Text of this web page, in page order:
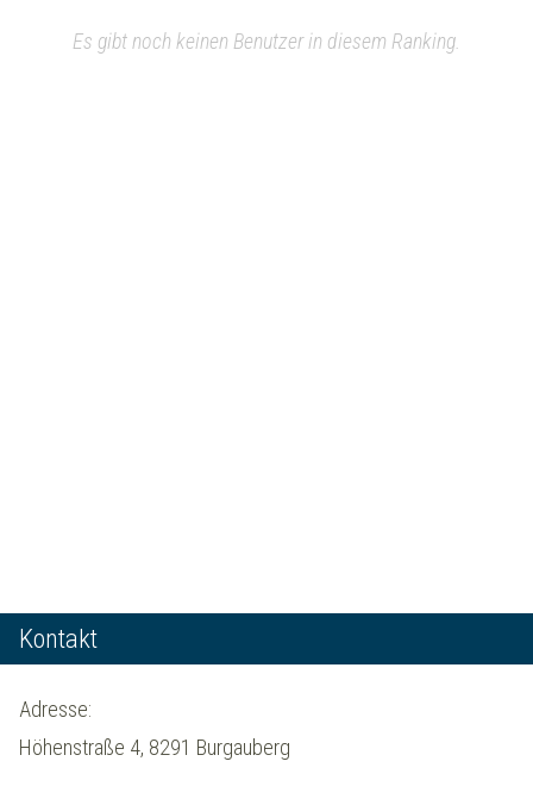
Es gibt noch keinen Benutzer in diesem Ranking.
Kontakt
Adresse:
Höhenstraße 4, 8291 Burgauberg